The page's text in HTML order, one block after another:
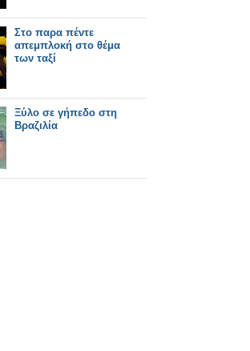
Στο παρα πέντε
απεμπλοκή στο θέμα
των ταξί
Ξύλο σε γήπεδο στη
Βραζιλία